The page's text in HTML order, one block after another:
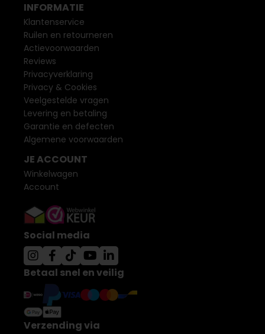
INFORMATIE
Klantenservice
Ruilen en retourneren
Actievoorwaarden
Reviews
Privacyverklaring
Privacy & Cookies
Veelgestelde vragen
Levering en betaling
Garantie en defecten
Algemene voorwaarden
JE ACCOUNT
Winkelwagen
Account
Social media
Betaal snel en veilig
Verzending via